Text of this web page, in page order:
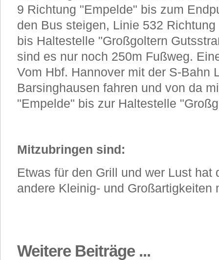
9 Richtung "Empelde" bis zum
den Bus steigen, Linie 532
bis Haltestelle "Großgoltern
sind es nur noch 250m Fußweg.
Vom Hbf. Hannover mit der S-Bahn
Barsinghausen fahren und von da
"Empelde" bis zur Haltestelle
Mitzubringen sind:
Etwas für den Grill und wer Lust hat
andere Kleinig- und Großartigkeiten
Weitere Beiträge ...